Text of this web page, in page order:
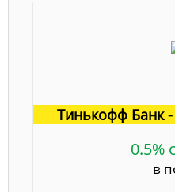
Тинькофф Банк
0.5%
в